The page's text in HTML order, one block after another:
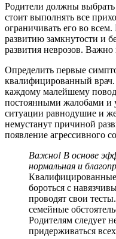
Родители должны
стоит выполнять все
ограничивать его во
развитию замкнутости и
развития неврозов.
Определить первые
квалифицированный врач.
каждому малейшему
постоянными жалобами и
ситуации равнодушие и
немустанут причиной
появление агрессивного
Важно! В основе
нормальная и
бороться с
проводят свои
семейные
Родителям следует
придерживаться